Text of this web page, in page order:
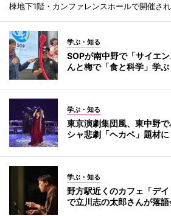
棟地下1階・カンファレンスホールで開催され
学ぶ・知る
SOPが南中野で「サイエ
んと梅で「食と科学」学ぶ
学ぶ・知る
東京演劇集団風、東中野
シャ悲劇「ヘカベ」題材に
学ぶ・知る
野方駅近くのカフェ「デイ
で立川志の太郎さんが落語